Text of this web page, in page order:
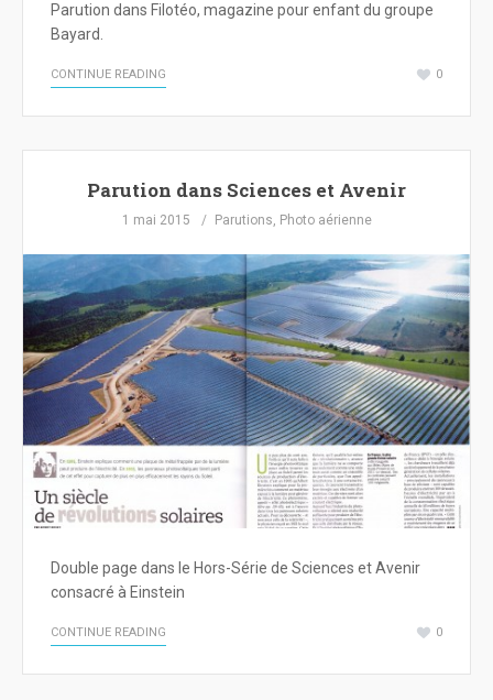
Parution dans Filotéo, magazine pour enfant du groupe
Bayard.
CONTINUE READING 0
Parution dans Sciences et Avenir
1 mai 2015 Parutions, Photo aérienne
Double page dans le Hors-Série de Sciences et Avenir
consacré à Einstein
CONTINUE READING 0